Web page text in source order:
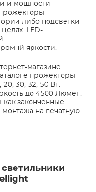
и мощности
либо подсветки
LED-
яркости.
магазине
прожекторы
30, 32, 50 Вт.
до 4500 Люмен,
как законченные
монтажа на печатную